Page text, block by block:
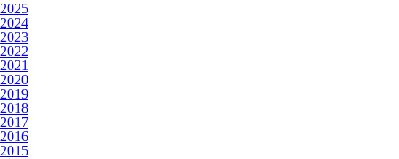
2025
2024
2023
2022
2021
2020
2019
2018
2017
2016
2015